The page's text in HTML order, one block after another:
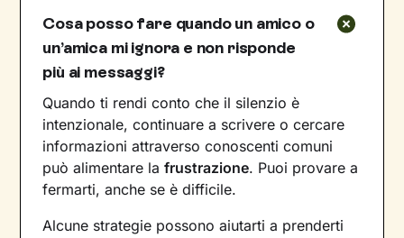
Cosa posso fare quando un amico o
un’amica mi ignora e non risponde
più ai messaggi?
Quando ti rendi conto che il silenzio è
intenzionale, continuare a scrivere o cercare
informazioni attraverso conoscenti comuni
può alimentare lafrustrazione. Puoi provare a
fermarti, anche se è difficile.
Alcune strategie possono aiutarti a prenderti